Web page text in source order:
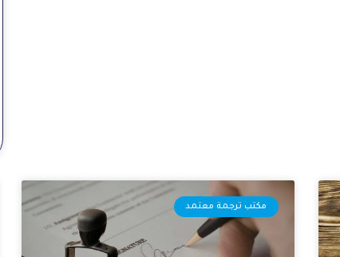
مكتب ترجمة معتمد